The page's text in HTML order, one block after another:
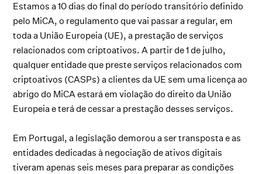
Estamos a 10 dias do final do período transitório definido
pelo MiCA, o regulamento que vai passar a regular, em
toda a União Europeia (UE), a prestação de serviços
relacionados com criptoativos. A partir de 1 de julho,
qualquer entidade que preste serviços relacionados com
criptoativos (CASPs) a clientes da UE sem uma licença ao
abrigo do MiCA estará em violação do direito da União
Europeia e terá de cessar a prestação desses serviços.
Em Portugal, a legislação demorou a ser transposta e as
entidades dedicadas à negociação de ativos digitais
tiveram apenas seis meses para preparar as condições